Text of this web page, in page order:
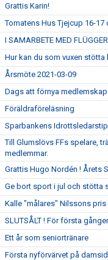
Grattis Karin!
Tomatens Hus Tjejcup 16-17
I SAMARBETE MED
Hur kan du som vuxen stötta
Årsmöte 2021-03-09
Dags att förnya
Föräldraföreläsning
Sparbankens
Till Glumslövs FFs spelare,
medlemmar.
Grattis Hugo Nordén ! Årets
Ge bort sport i jul och stötta
Kalle "målares" Nilssons pris
SLUTSÅLT ! För första
Ett år som seniortränare
Första nyförvärvet på